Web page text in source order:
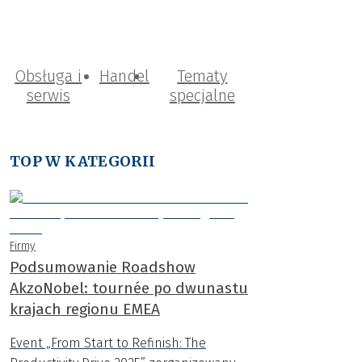
Obsługa i
serwis
Handel
Tematy
specjalne
TOP W KATEGORII
Firmy
Podsumowanie Roadshow
AkzoNobel: tournée po dwunastu
krajach regionu EMEA
Event „From Start to Refinish: The